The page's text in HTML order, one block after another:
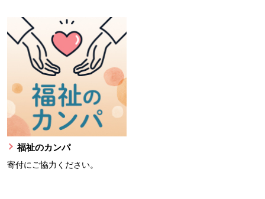
福祉のカンパ
寄付にご協力ください。